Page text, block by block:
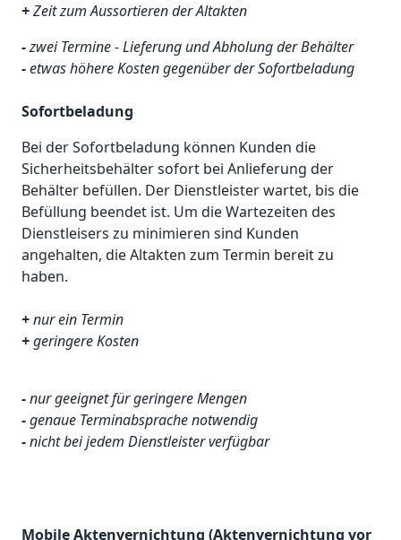
+Zeit zum Aussortieren der Altakten
-zwei Termine - Lieferung und Abholung der Behälter
-etwas höhere Kosten gegenüber der Sofortbeladung
Sofortbeladung
Bei der Sofortbeladung können Kunden die
Sicherheitsbehälter sofort bei Anlieferung der
Behälter befüllen. Der Dienstleister wartet, bis die
Befüllung beendet ist. Um die Wartezeiten des
Dienstleisers zu minimieren sind Kunden
angehalten, die Altakten zum Termin bereit zu
haben.
+nur ein Termin
+geringere Kosten
-nur geeignet für geringere Mengen
-genaue Terminabsprache notwendig
-nicht bei jedem Dienstleister verfügbar
Mobile Aktenvernichtung (Aktenvernichtung vor